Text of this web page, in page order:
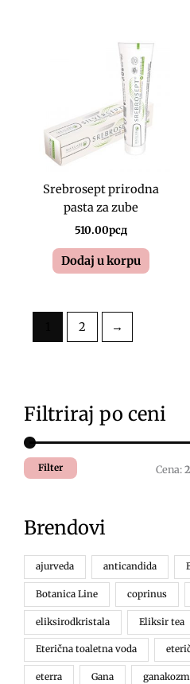
Filtriraj po ceni
Filter Cena:
Brendovi
ajurveda anticandida
Botanica Line coprinus
eliksirodkristala Eliksir tea
Eterična toaletna voda
eterra Gana
Srebrosept prirodna
pasta za zube
510.00рсд
Dodaj u korpu
2 →